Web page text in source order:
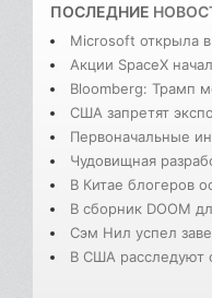
ПОСЛЕДНИЕ
Microsoft открыла
Акции SpaceX
Bloomberg: Трамп
США запретят
Первоначальные
Чудовищная
В Китае блогеров
В сборник DOOM
Сэм Нил успел
В США расследуют